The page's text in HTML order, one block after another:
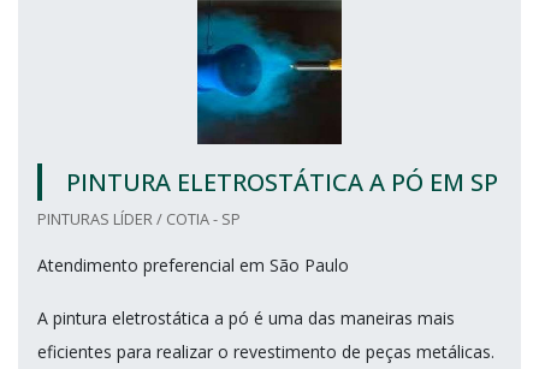
PINTURA ELETROSTÁTICA A PÓ EM SP
PINTURAS LÍDER / COTIA - SP
Atendimento preferencial em São Paulo
A pintura eletrostática a pó é uma das maneiras mais
eficientes para realizar o revestimento de peças metálicas.